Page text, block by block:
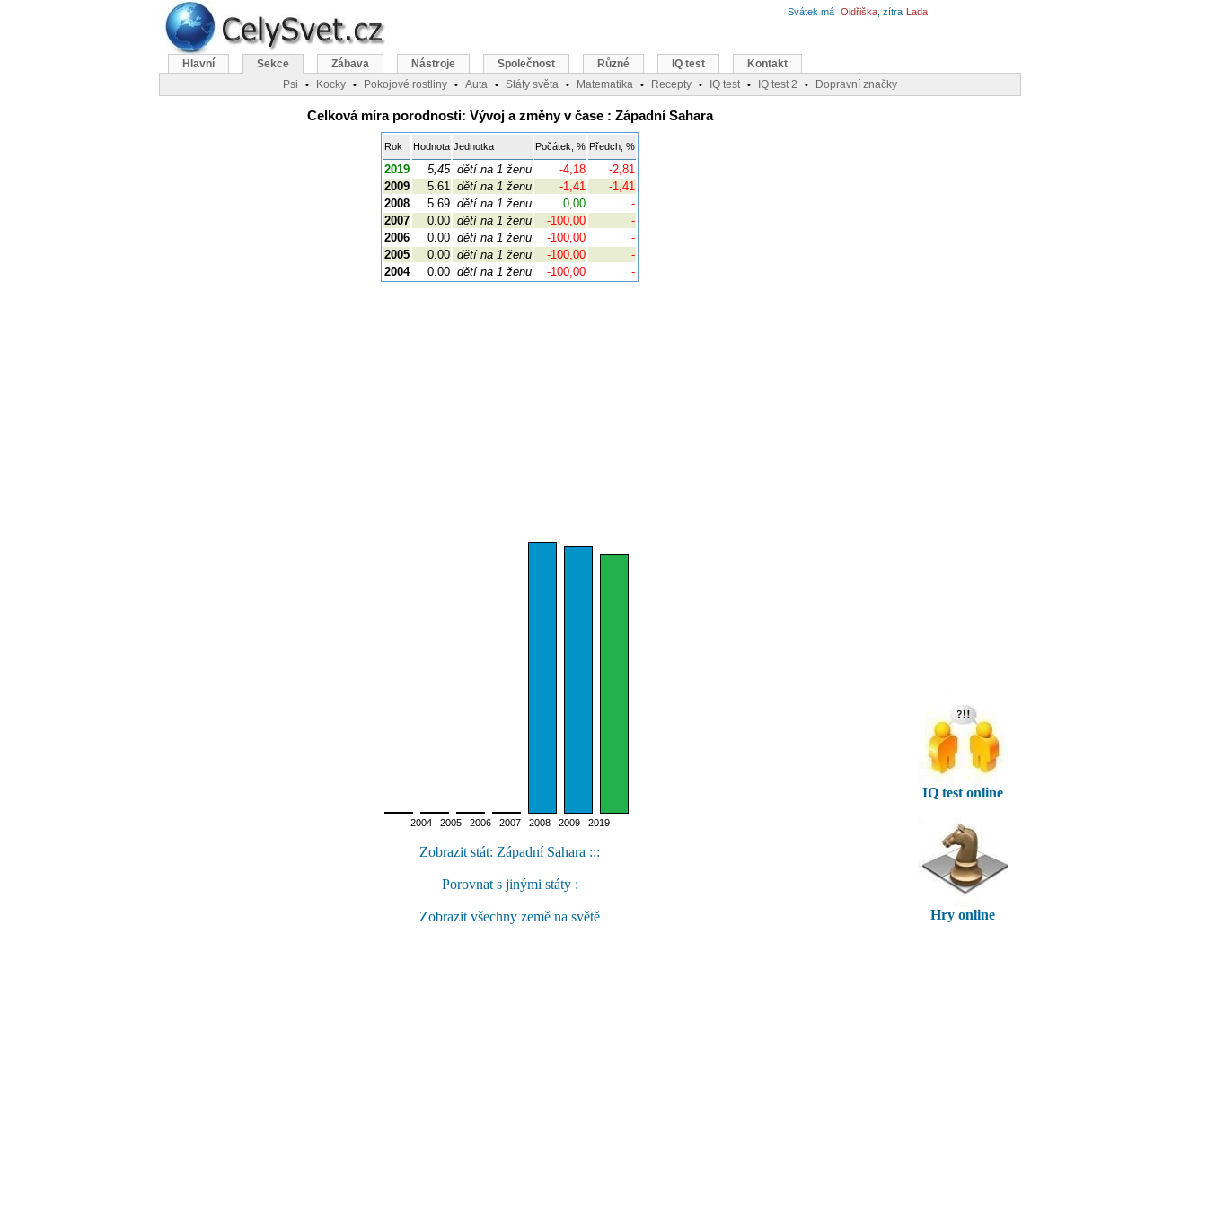
Celková míra porodnosti: Vývoj a změny v čase : Západní Sahara
Rok Hodnota Jednotka Počátek, % Předch, %
2019 5,45 dětí na 1 ženu -4,18
-2,81
2009
5.61 dětí na 1 ženu -1,41
-1,41
2008
5.69 dětí na 1 ženu 0,00
-
2007
0.00 dětí na 1 ženu -100,00
-
2006
0.00 dětí na 1 ženu -100,00
-
2005
0.00 dětí na 1 ženu -100,00
-
2004
0.00 dětí na 1 ženu -100,00 -
2004 2005 2006 2007 2008 2009 2019
Zobrazit stát: Západní Sahara :::
Porovnat s jinými státy :
Zobrazit všechny země na světě
IQ test online
Hry online
Svátek má Oldřiška , zítra Lada
Hlavní Sekce Zábava Nástroje Společnost Různé IQ test
Kontakt
Psi
• Kocky • Pokojové rostliny • Auta • Státy světa • Matematika • Recepty • IQ test • IQ test 2 • Dopravní značky